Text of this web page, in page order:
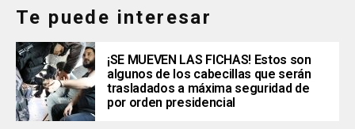
Te puede interesar
¡SE MUEVEN LAS FICHAS! Estos son
algunos de los cabecillas que serán
trasladados a máxima seguridad de
por orden presidencial